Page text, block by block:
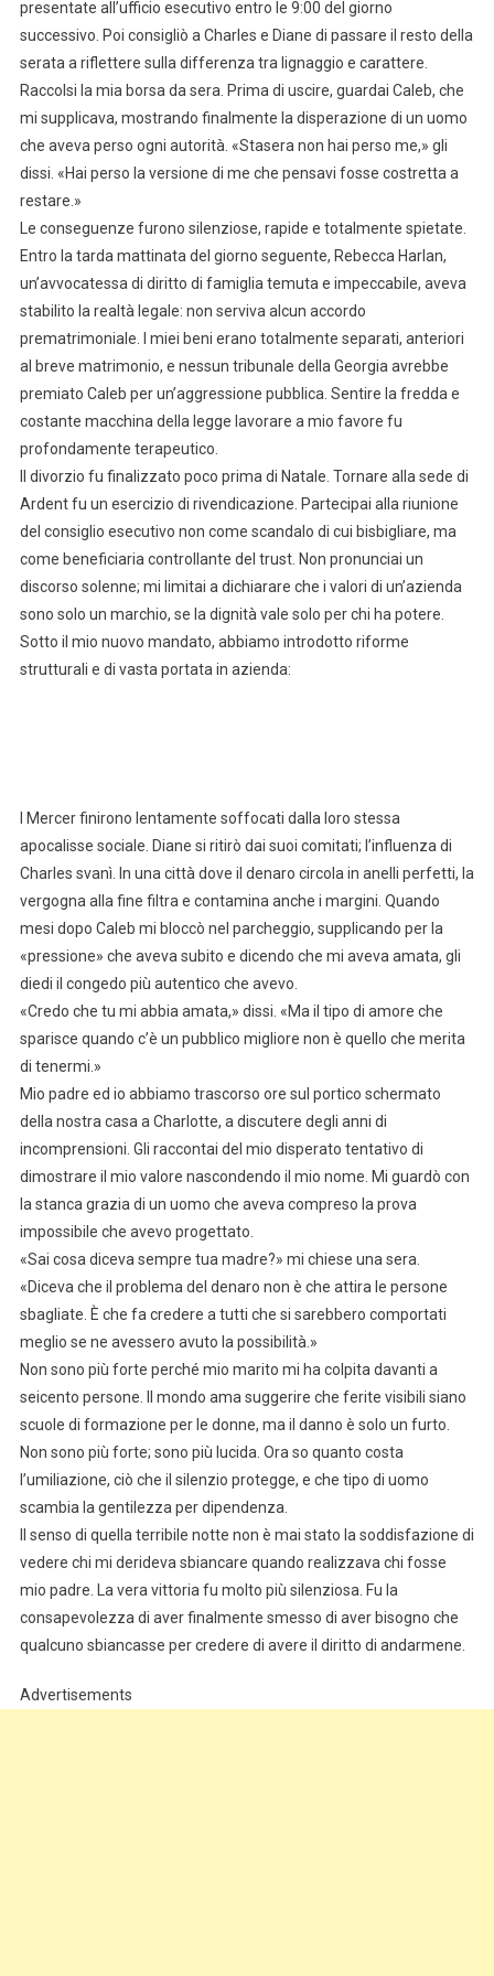
presentate all’ufficio esecutivo entro le 9:00 del giorno
successivo. Poi consigliò a Charles e Diane di passare il resto della
serata a riflettere sulla differenza tra lignaggio e carattere.
Raccolsi la mia borsa da sera. Prima di uscire, guardai Caleb, che
mi supplicava, mostrando finalmente la disperazione di un uomo
che aveva perso ogni autorità. «Stasera non hai perso me,» gli
dissi. «Hai perso la versione di me che pensavi fosse costretta a
restare.»
Le conseguenze furono silenziose, rapide e totalmente spietate.
Entro la tarda mattinata del giorno seguente, Rebecca Harlan,
un’avvocatessa di diritto di famiglia temuta e impeccabile, aveva
stabilito la realtà legale: non serviva alcun accordo
prematrimoniale. I miei beni erano totalmente separati, anteriori
al breve matrimonio, e nessun tribunale della Georgia avrebbe
premiato Caleb per un’aggressione pubblica. Sentire la fredda e
costante macchina della legge lavorare a mio favore fu
profondamente terapeutico.
Il divorzio fu finalizzato poco prima di Natale. Tornare alla sede di
Ardent fu un esercizio di rivendicazione. Partecipai alla riunione
del consiglio esecutivo non come scandalo di cui bisbigliare, ma
come beneficiaria controllante del trust. Non pronunciai un
discorso solenne; mi limitai a dichiarare che i valori di un’azienda
sono solo un marchio, se la dignità vale solo per chi ha potere.
Sotto il mio nuovo mandato, abbiamo introdotto riforme
strutturali e di vasta portata in azienda:
I Mercer finirono lentamente soffocati dalla loro stessa
apocalisse sociale. Diane si ritirò dai suoi comitati; l’influenza di
Charles svanì. In una città dove il denaro circola in anelli perfetti, la
vergogna alla fine filtra e contamina anche i margini. Quando
mesi dopo Caleb mi bloccò nel parcheggio, supplicando per la
«pressione» che aveva subito e dicendo che mi aveva amata, gli
diedi il congedo più autentico che avevo.
«Credo che tu mi abbia amata,» dissi. «Ma il tipo di amore che
sparisce quando c’è un pubblico migliore non è quello che merita
di tenermi.»
Mio padre ed io abbiamo trascorso ore sul portico schermato
della nostra casa a Charlotte, a discutere degli anni di
incomprensioni. Gli raccontai del mio disperato tentativo di
dimostrare il mio valore nascondendo il mio nome. Mi guardò con
la stanca grazia di un uomo che aveva compreso la prova
impossibile che avevo progettato.
«Sai cosa diceva sempre tua madre?» mi chiese una sera.
«Diceva che il problema del denaro non è che attira le persone
sbagliate. È che fa credere a tutti che si sarebbero comportati
meglio se ne avessero avuto la possibilità.»
Non sono più forte perché mio marito mi ha colpita davanti a
seicento persone. Il mondo ama suggerire che ferite visibili siano
scuole di formazione per le donne, ma il danno è solo un furto.
Non sono più forte; sono più lucida. Ora so quanto costa
l’umiliazione, ciò che il silenzio protegge, e che tipo di uomo
scambia la gentilezza per dipendenza.
Il senso di quella terribile notte non è mai stato la soddisfazione di
vedere chi mi derideva sbiancare quando realizzava chi fosse
mio padre. La vera vittoria fu molto più silenziosa. Fu la
consapevolezza di aver finalmente smesso di aver bisogno che
qualcuno sbiancasse per credere di avere il diritto di andarmene.
Advertisements